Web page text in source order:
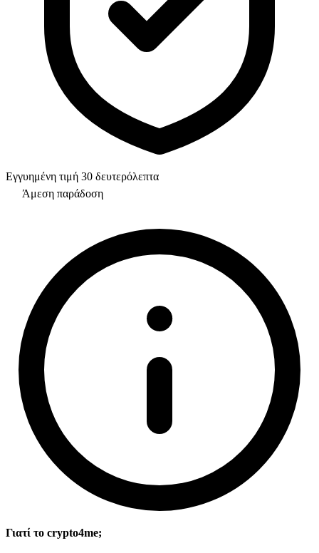
Εγγυημένη τιμή 30 δευτερόλεπτα
Άμεση παράδοση
Γιατί το crypto4me;